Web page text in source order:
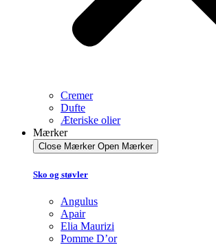
Cremer
Dufte
Æteriske olier
Mærker
Close Mærker Open Mærker
Sko og støvler
Angulus
Apair
Elia Maurizi
Pomme D’or